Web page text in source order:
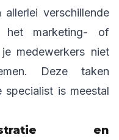
verschillende
het marketing- of
medewerkers niet
Deze taken
specialist is meestal
en